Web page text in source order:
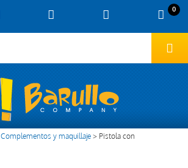
0
Complementos y maquillaje> Pistola con